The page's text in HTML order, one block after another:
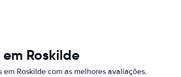
Roskilde
Roskilde com as melhores avaliações.